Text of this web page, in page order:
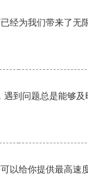
经为我们带来了无
遇到问题总是能够
以给你提供最高速